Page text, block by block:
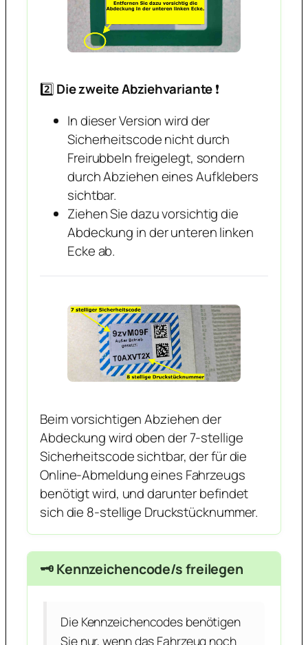
2️⃣Die zweite Abziehvariante❗️
In dieser Version wird der
Sicherheitscode nicht durch
Freirubbeln freigelegt, sondern
durch Abziehen eines Aufklebers
sichtbar.
Ziehen Sie dazu vorsichtig die
Abdeckung in der unteren linken
Ecke ab.
Beim vorsichtigen Abziehen der
Abdeckung wird oben der 7-stellige
Sicherheitscode sichtbar, der für die
Online-Abmeldung eines Fahrzeugs
benötigt wird, und darunter befindet
sich die 8-stellige Druckstücknummer.
🗝️ Kennzeichencode/s freilegen
Die Kennzeichencodes benötigen
Sie nur, wenn das Fahrzeug noch